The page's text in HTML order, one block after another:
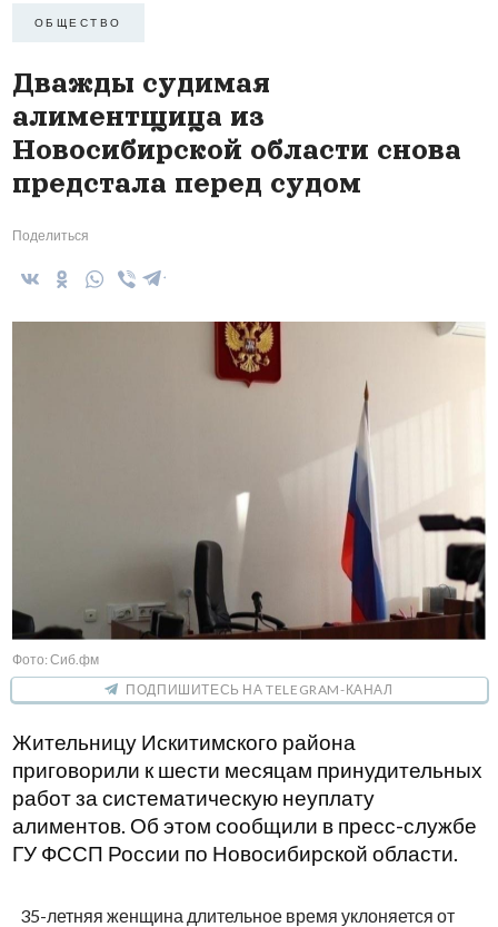
ОБЩЕСТВО
Дважды судимая
алиментщица из
Новосибирской области снова
предстала перед судом
Поделиться
Фото: Сиб.фм
ПОДПИШИТЕСЬ НА TELEGRAM-КАНАЛ
Жительницу Искитимского района
приговорили к шести месяцам принудительных
работ за систематическую неуплату
алиментов. Об этом сообщили в пресс-службе
ГУ ФССП России по Новосибирской области.
35-летняя женщина длительное время уклоняется от